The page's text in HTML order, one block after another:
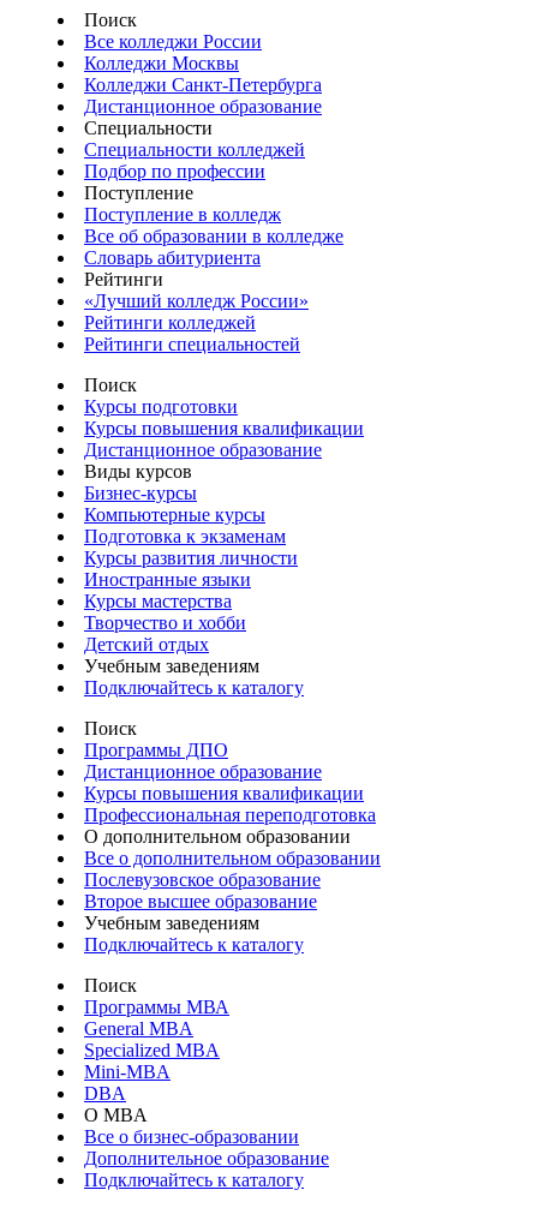
Поиск
Все колледжи России
Колледжи Москвы
Колледжи Санкт-Петербурга
Дистанционное образование
Специальности
Специальности колледжей
Подбор по профессии
Поступление
Поступление в колледж
Все об образовании в колледже
Словарь абитуриента
Рейтинги
«Лучший колледж России»
Рейтинги колледжей
Рейтинги специальностей
Поиск
Курсы подготовки
Курсы повышения квалификации
Дистанционное образование
Виды курсов
Бизнес-курсы
Компьютерные курсы
Подготовка к экзаменам
Курсы развития личности
Иностранные языки
Курсы мастерства
Творчество и хобби
Детский отдых
Учебным заведениям
Подключайтесь к каталогу
Поиск
Программы ДПО
Дистанционное образование
Курсы повышения квалификации
Профессиональная переподготовка
О дополнительном образовании
Все о дополнительном образовании
Послевузовское образование
Второе высшее образование
Учебным заведениям
Подключайтесь к каталогу
Поиск
Программы МВА
General MBA
Specialized MBA
Mini-MBA
DBA
О MBA
Все о бизнес-образовании
Дополнительное образование
Подключайтесь к каталогу